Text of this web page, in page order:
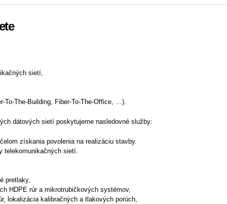
sietí,
To-The-Building, Fiber-To-The-Office, …).
dátových sietí poskytujeme nasledovné služby:
získania povolenia na realizáciu stavby.
telekomunikačných sietí.
pretlaky,
HDPE rúr a mikrotrubičkových systémov,
lokalizácia kalibračných a tlakových porúch,